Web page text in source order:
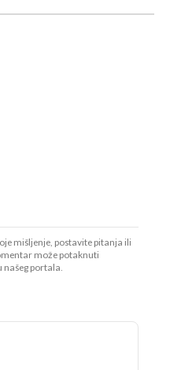
mišljenje, postavite pitanja ili
može potaknuti
portala.